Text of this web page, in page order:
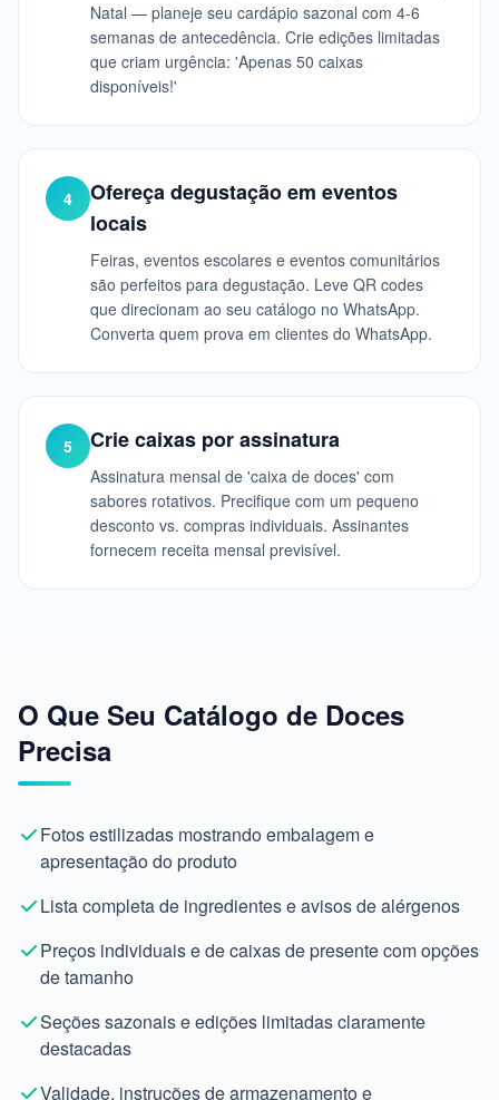
Natal — planeje seu cardápio sazonal com 4-6
semanas de antecedência. Crie edições limitadas
que criam urgência: 'Apenas 50 caixas
disponíveis!'
4
Ofereça degustação em eventos
locais
Feiras, eventos escolares e eventos comunitários
são perfeitos para degustação. Leve QR codes
que direcionam ao seu catálogo no WhatsApp.
Converta quem prova em clientes do WhatsApp.
5 Crie caixas por assinatura
Assinatura mensal de 'caixa de doces' com
sabores rotativos. Precifique com um pequeno
desconto vs. compras individuais. Assinantes
fornecem receita mensal previsível.
O Que Seu Catálogo de Doces
Precisa
Fotos estilizadas mostrando embalagem e
apresentação do produto
Lista completa de ingredientes e avisos de alérgenos
Preços individuais e de caixas de presente com opções
de tamanho
Seções sazonais e edições limitadas claramente
destacadas
Validade, instruções de armazenamento e